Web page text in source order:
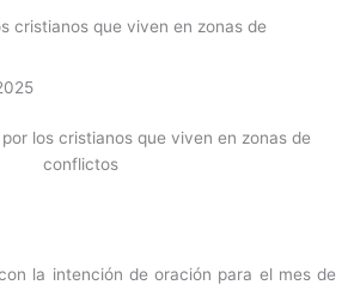
cristianos que viven en zonas de
la intención de oración para el mes de